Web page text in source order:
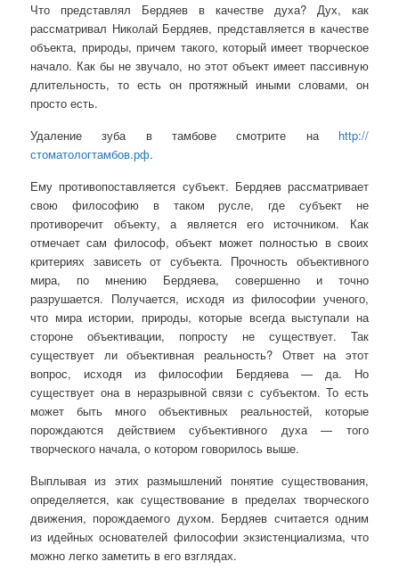
Что представлял Бердяев в качестве духа? Дух, как
рассматривал Николай Бердяев, представляется в качестве
объекта, природы, причем такого, который имеет творческое
начало. Как бы не звучало, но этот объект имеет пассивную
длительность, то есть он протяжный иными словами, он
просто есть.
Удаление зуба в тамбове смотрите на http://
стоматологтамбов.рф.
Ему противопоставляется субъект. Бердяев рассматривает
свою философию в таком русле, где субъект не
противоречит объекту, а является его источником. Как
отмечает сам философ, объект может полностью в своих
критериях зависеть от субъекта. Прочность объективного
мира, по мнению Бердяева, совершенно и точно
разрушается. Получается, исходя из философии ученого,
что мира истории, природы, которые всегда выступали на
стороне объективации, попросту не существует. Так
существует ли объективная реальность? Ответ на этот
вопрос, исходя из философии Бердяева — да. Но
существует она в неразрывной связи с субъектом. То есть
может быть много объективных реальностей, которые
порождаются действием субъективного духа — того
творческого начала, о котором говорилось выше.
Выплывая из этих размышлений понятие существования,
определяется, как существование в пределах творческого
движения, порождаемого духом. Бердяев считается одним
из идейных основателей философии экзистенциализма, что
можно легко заметить в его взглядах.